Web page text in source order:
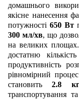
домашнього
якісне нанесення
потужності 650 Вт
300 мл/хв, що
на великих
достатню
продуктивність
рівномірний
становить2.8 кг
транспортування